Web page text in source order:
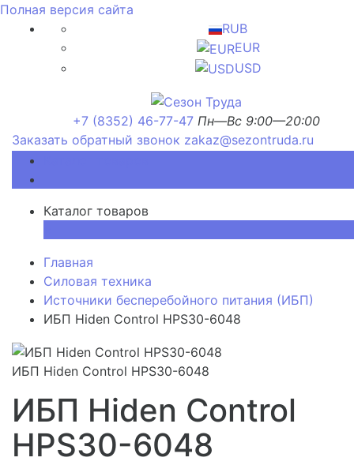
Полная версия сайта
RUB
EUR
USD
+7 (8352) 46-77-47 Пн—Вс 9:00—20:00
Заказать обратный звонок zakaz@sezontruda.ru
Каталог товаров
Главная
Силовая техника
Источники бесперебойного питания (ИБП)
ИБП Hiden Control HPS30-6048
ИБП Hiden Control HPS30-6048
ИБП Hiden Control
HPS30-6048